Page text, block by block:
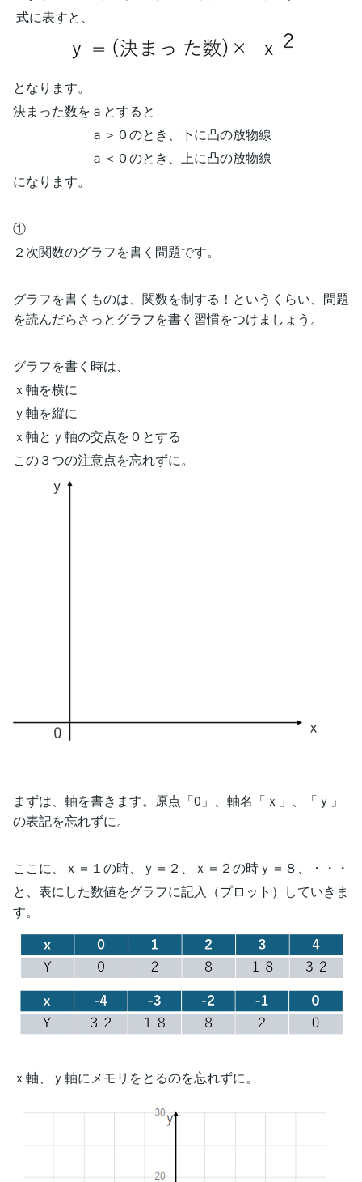
式に表すと、
となります。
決まった数をａとすると
ａ＞０のとき、下に凸の放物線
ａ＜０のとき、上に凸の放物線
になります。
①
２次関数のグラフを書く問題です。
グラフを書くものは、関数を制する！というくらい、問題
を読んだらさっとグラフを書く習慣をつけましょう。
グラフを書く時は、
ｘ軸を横に
ｙ軸を縦に
ｘ軸とｙ軸の交点を０とする
この３つの注意点を忘れずに。
まずは、軸を書きます。原点「0」、軸名「ｘ」、「ｙ」
の表記を忘れずに。
ここに、ｘ＝１の時、ｙ＝２、ｘ＝２の時ｙ＝８、・・・
と、表にした数値をグラフに記入（プロット）していきま
す。
ｘ軸、ｙ軸にメモリをとるのを忘れずに。